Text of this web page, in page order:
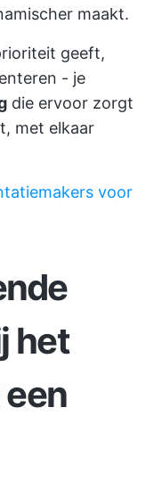
maakt.
geeft,
- je
die ervoor zorgt
met elkaar
voor
het